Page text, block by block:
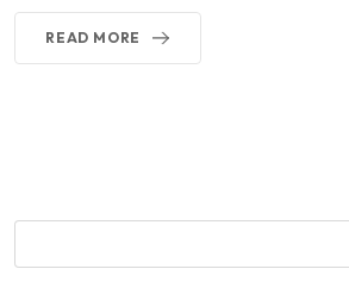
READ MORE